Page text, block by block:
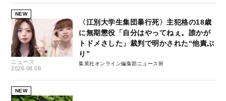
NEW
ニュース
2026.08.08
〈江別大学生集団暴行死〉主犯格の18歳
に無期懲役「自分はやってねぇ。誰かが
トドメさした」裁判で明かされた“他責ぶ
り”
集英社オンライン編集部ニュース班
NEW